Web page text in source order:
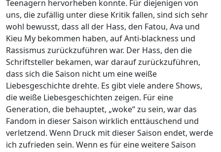
Teenagern hervorheben konnte. Für diejenigen von
uns, die zufällig unter diese Kritik fallen, sind sich sehr
wohl bewusst, dass all der Hass, den Fatou, Ava und
Kieu My bekommen haben, auf Anti-blackness und
Rassismus zurückzuführen war. Der Hass, den die
Schriftsteller bekamen, war darauf zurückzuführen,
dass sich die Saison nicht um eine weiße
Liebesgeschichte drehte. Es gibt viele andere Shows,
die weiße Liebesgeschichten zeigen. Für eine
Generation, die behauptet, „woke“ zu sein, war das
Fandom in dieser Saison wirklich enttäuschend und
verletzend. Wenn Druck mit dieser Saison endet, werde
ich zufrieden sein. Wenn es für eine weitere Saison